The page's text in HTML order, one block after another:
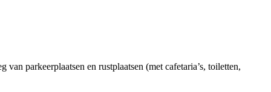
parkeerplaatsen en rustplaatsen (met cafetaria’s, toiletten,